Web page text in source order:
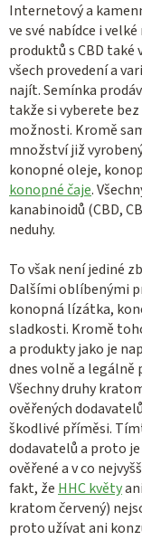
Internetový a
ve své nabídce i
produktů s CBD také
všech provedení a
najít. Semínka
takže si vyberete
možnosti. Kromě
množství již
konopné oleje,
konopné čaje.
kanabinoidů (CBD,
neduhy.
To však není jediné
Dalšími oblíbenými
konopná lízátka,
sladkosti. Kromě
a produkty jako je
dnes volně a legálně
Všechny druhy
ověřených
škodlivé příměsi.
dodavatelů a proto je
ověřené a v co
fakt, že HHC květy
kratom červený)
proto užívat ani